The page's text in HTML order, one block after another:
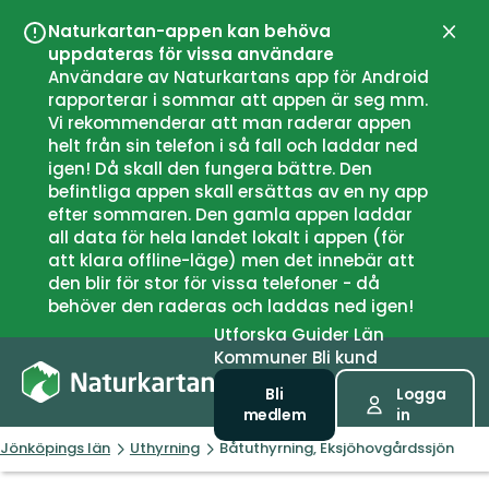
Naturkartan-appen kan behöva
uppdateras för vissa användare
Användare av Naturkartans app för Android
rapporterar i sommar att appen är seg mm.
Vi rekommenderar att man raderar appen
helt från sin telefon i så fall och laddar ned
igen! Då skall den fungera bättre. Den
befintliga appen skall ersättas av en ny app
efter sommaren. Den gamla appen laddar
all data för hela landet lokalt i appen (för
att klara offline-läge) men det innebär att
den blir för stor för vissa telefoner - då
behöver den raderas och laddas ned igen!
UtforskaGuiderLän
Kommuner Bli kund
Bli
medlem
Logga
in
Jönköpings län Uthyrning Båtuthyrning, Eksjöhovgårdssjön